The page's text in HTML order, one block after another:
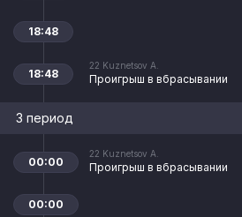
18:48
22 Kuznetsov A.
Проигрыш в вбрасывании
18:48
3 период
22 Kuznetsov A.
Проигрыш в вбрасывании
00:00
00:00